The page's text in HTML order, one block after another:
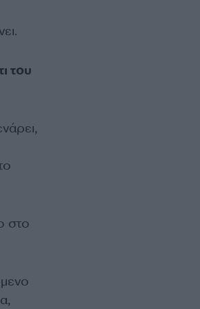
του
στο